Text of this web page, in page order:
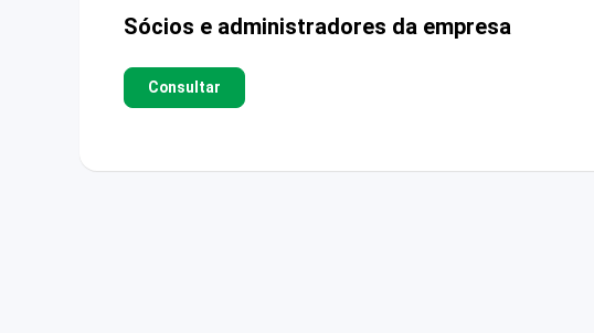
Sócios e administradores da empresa
Consultar